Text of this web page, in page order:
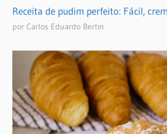
Receita de pudim perfeito: Fácil,
por Carlos Eduardo Bertin